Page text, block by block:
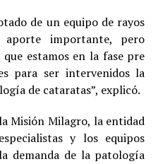
de un equipo de rayos
importante, pero
estamos en la fase pre
para ser intervenidos la
de cataratas”, explicó.
Misión Milagro, la entidad
y los equipos
demanda de la patología